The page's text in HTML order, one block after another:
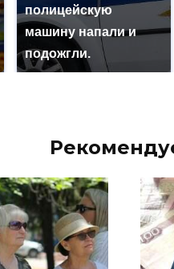
полицейскую
машину напали и
подожгли.